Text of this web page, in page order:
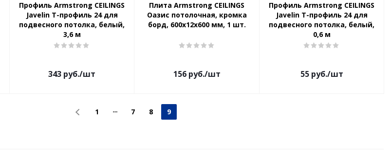
Профиль Armstrong CEILINGS
Javelin Т-профиль 24 для
подвесного потолка, белый,
3,6 м
343 руб./шт
Плита Armstrong CEILINGS
Оазис потолочная, кромка
борд, 600x12x600 мм, 1 шт.
156руб./шт
Профиль Armstrong CEILINGS
Javelin Т-профиль 24 для
подвесного потолка, белый,
0,6 м
55руб./шт
1 7 8 9